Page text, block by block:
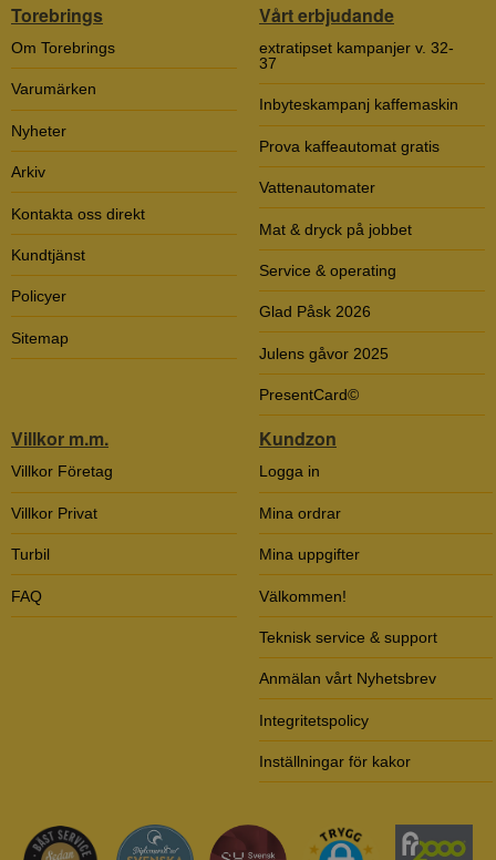
Torebrings
Om Torebrings
Varumärken
Nyheter
Arkiv
Kontakta oss direkt
Kundtjänst
Policyer
Sitemap
Vårt erbjudande
extratipset kampanjer v. 32-
37
Inbyteskampanj kaffemaskin
Prova kaffeautomat gratis
Vattenautomater
Mat & dryck på jobbet
Service & operating
Glad Påsk 2026
Julens gåvor 2025
PresentCard©
Villkor m.m.
Villkor Företag
Villkor Privat
Turbil
FAQ
Kundzon
Logga in
Mina ordrar
Mina uppgifter
Välkommen!
Teknisk service & support
Anmälan vårt Nyhetsbrev
Integritetspolicy
Inställningar för kakor